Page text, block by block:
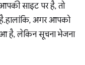
साइट पर है, तो
हालांकि, अगर आपको
है, लेकिन सूचना भेजना